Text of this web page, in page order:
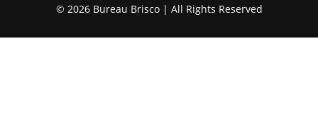
© 2026 Bureau Brisco | All Rights Reserved